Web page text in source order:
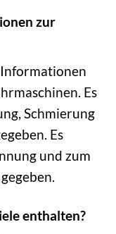
zur
Es
Schmierung
Es
und zum
enthalten?